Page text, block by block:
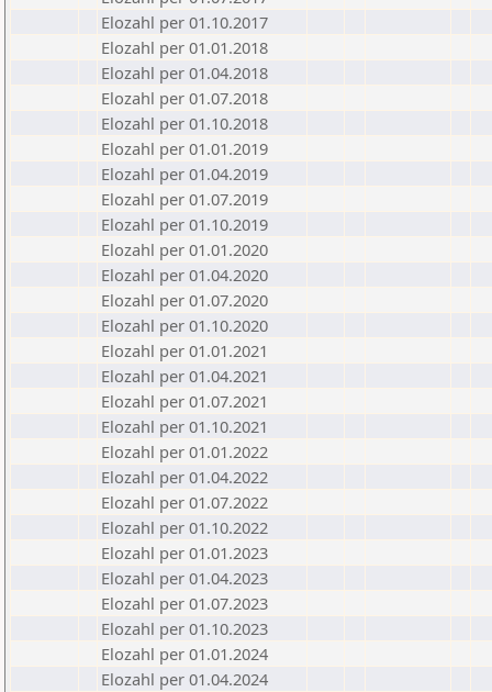
Elozahl per 01.10.2017
Elozahl per 01.01.2018
Elozahl per 01.04.2018
Elozahl per 01.07.2018
Elozahl per 01.10.2018
Elozahl per 01.01.2019
Elozahl per 01.04.2019
Elozahl per 01.07.2019
Elozahl per 01.10.2019
Elozahl per 01.01.2020
Elozahl per 01.04.2020
Elozahl per 01.07.2020
Elozahl per 01.10.2020
Elozahl per 01.01.2021
Elozahl per 01.04.2021
Elozahl per 01.07.2021
Elozahl per 01.10.2021
Elozahl per 01.01.2022
Elozahl per 01.04.2022
Elozahl per 01.07.2022
Elozahl per 01.10.2022
Elozahl per 01.01.2023
Elozahl per 01.04.2023
Elozahl per 01.07.2023
Elozahl per 01.10.2023
Elozahl per 01.01.2024
Elozahl per 01.04.2024